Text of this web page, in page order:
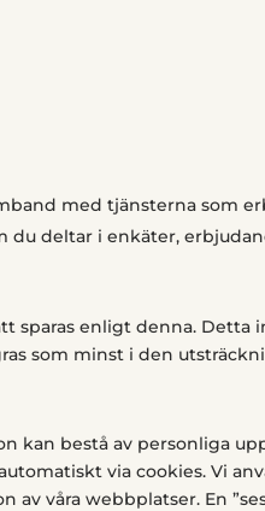
med tjänsterna som
du deltar i enkäter,
sparas enligt denna. Detta
som minst i den
kan bestå av personliga
via cookies. Vi
våra webbplatser. En